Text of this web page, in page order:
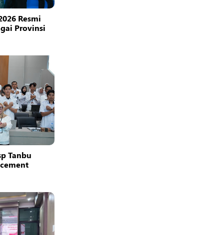
Resmi
Provinsi
Tanbu